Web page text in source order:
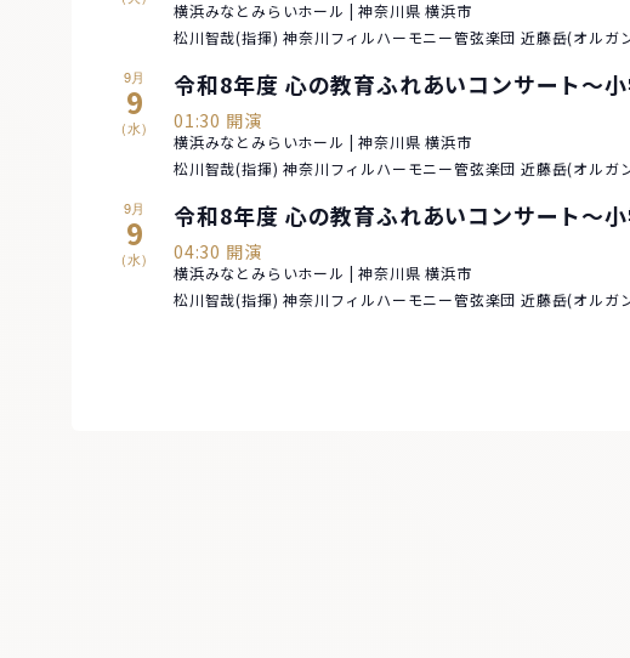
横浜みなとみらいホール | 神奈川県 横浜市
松川智哉(指揮) 神奈川フィルハーモニー管弦楽団 近藤岳(オルガ
9月
9
(水)
令和8年度 心の教育ふれあいコンサート～
01:30 開演
横浜みなとみらいホール | 神奈川県 横浜市
松川智哉(指揮) 神奈川フィルハーモニー管弦楽団 近藤岳(オルガ
9月
9
(水)
令和8年度 心の教育ふれあいコンサート～
04:30 開演
横浜みなとみらいホール | 神奈川県 横浜市
松川智哉(指揮) 神奈川フィルハーモニー管弦楽団 近藤岳(オルガ